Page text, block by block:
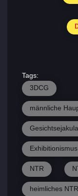
Tags:
3DCG
männliche
Exhibitionismus
NTR
heimliches NTR